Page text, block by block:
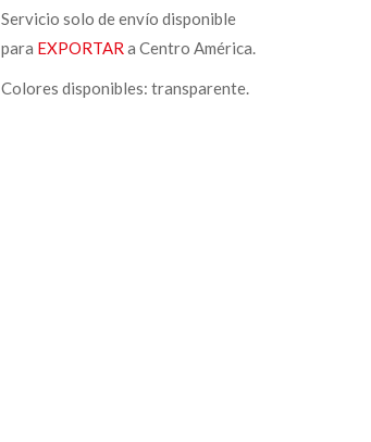
Servicio solo de envío disponible
para EXPORTAR a Centro América.
Colores disponibles: transparente.